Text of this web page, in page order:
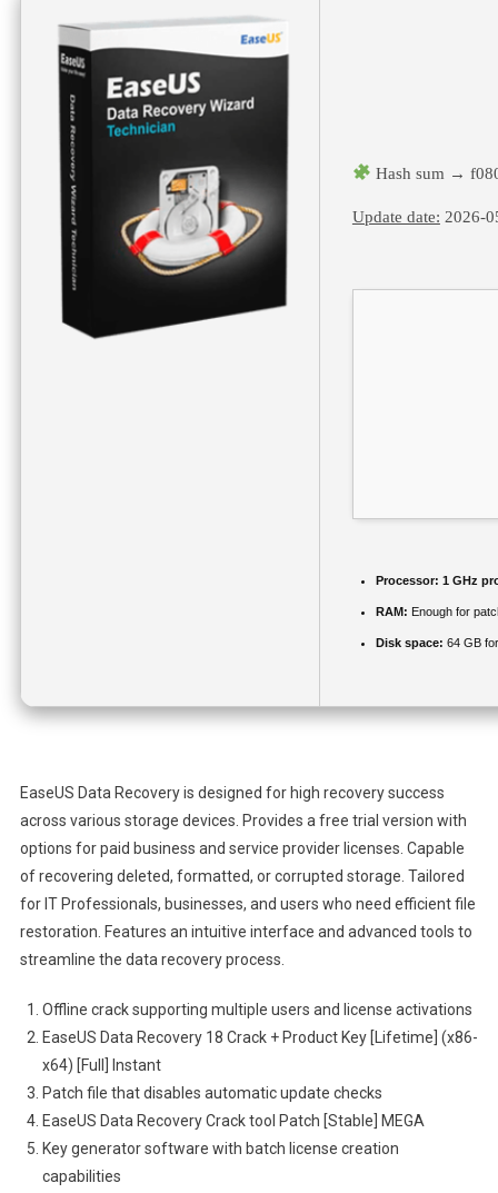
Hash sum →
Update date: 2026-
Processor: 1 GHz
RAM: Enough for
Disk space: 64 GB
EaseUS Data Recovery is designed for high recovery success
across various storage devices. Provides a free trial version with
options for paid business and service provider licenses. Capable
of recovering deleted, formatted, or corrupted storage. Tailored
for IT Professionals, businesses, and users who need efficient file
restoration. Features an intuitive interface and advanced tools to
streamline the data recovery process.
Offline crack supporting multiple users and license activations
EaseUS Data Recovery 18 Crack + Product Key [Lifetime] (x86-
x64) [Full] Instant
Patch file that disables automatic update checks
EaseUS Data Recovery Crack tool Patch [Stable] MEGA
Key generator software with batch license creation
capabilities